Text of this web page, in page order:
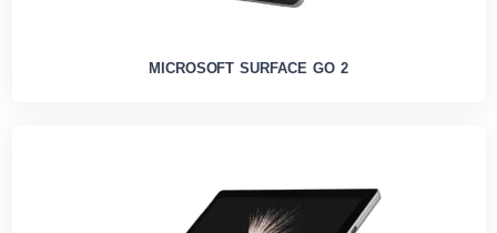
MICROSOFT SURFACE GO 2